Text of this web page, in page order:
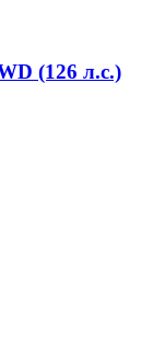
(126 л.с.)